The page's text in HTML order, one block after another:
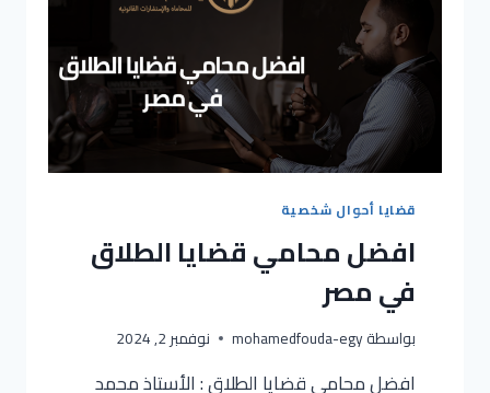
قضايا أحوال شخصية
افضل محامي قضايا الطلاق
في مصر
بواسطةmohamedfouda-egy نوفمبر 2, 2024
افضل محامي قضايا الطلاق : الأستاذ محمد